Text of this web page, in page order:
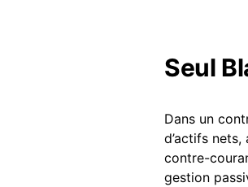
Seul
Dans un
d’actifs
contre-
gestion